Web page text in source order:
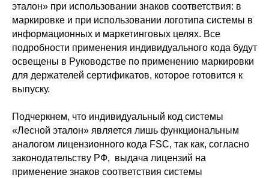
эталон» при использовании знаков соответствия: в
маркировке и при использовании логотипа системы в
информационных и маркетинговых целях. Все
подробности применения индивидуального кода будут
освещены в Руководстве по применению маркировки
для держателей сертификатов, которое готовится к
выпуску.
Подчеркнем, что индивидуальный код системы
«Лесной эталон» является лишь функциональным
аналогом лицензионного кода FSC, так как, согласно
законодательству РФ, выдача лицензий на
применение знаков соответствия системы